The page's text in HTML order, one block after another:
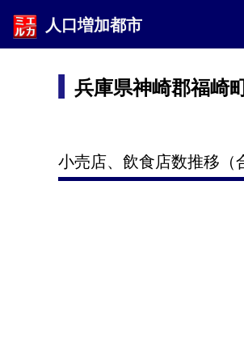
人口増加都市
兵庫県神崎郡福崎
小売店、飲食店数推移（